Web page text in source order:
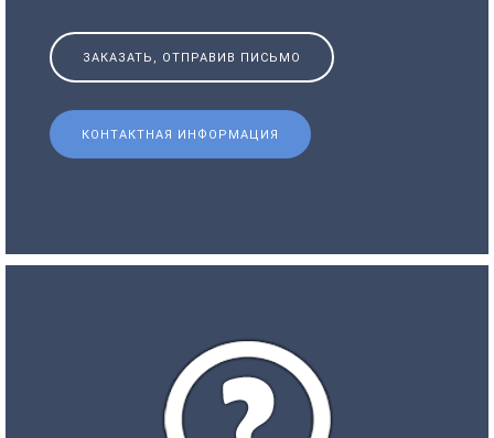
ЗАКАЗАТЬ, ОТПРАВИВ ПИСЬМО
КОНТАКТНАЯ ИНФОРМАЦИЯ